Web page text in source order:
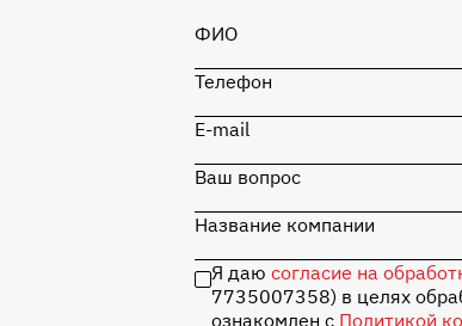
ФИО
Телефон
E-mail
Ваш вопрос
Название компании
Я даю согласие на
7735007358) в целях
ознакомлен с Политикой